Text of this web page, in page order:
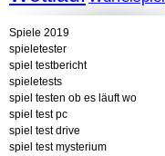
Spiele 2019
spieletester
spiel testbericht
spieletests
spiel testen ob es läuft wo
spiel test pc
spiel test drive
spiel test mysterium